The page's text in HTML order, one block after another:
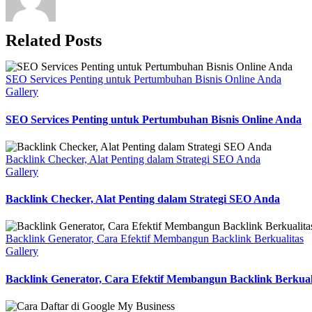
Related Posts
SEO Services Penting untuk Pertumbuhan Bisnis Online Anda
Gallery
SEO Services Penting untuk Pertumbuhan Bisnis Online Anda
Backlink Checker, Alat Penting dalam Strategi SEO Anda
Gallery
Backlink Checker, Alat Penting dalam Strategi SEO Anda
Backlink Generator, Cara Efektif Membangun Backlink Berkualitas
Gallery
Backlink Generator, Cara Efektif Membangun Backlink